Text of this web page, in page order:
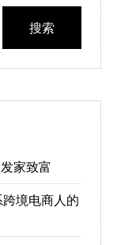
搜索
家致富
境电商人的